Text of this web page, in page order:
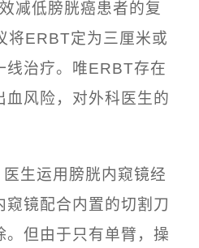
减低膀胱癌患者的复
将ERBT定为三厘米或
线治疗。唯ERBT存在
血风险，对外科医生的
生运用膀胱内窥镜经
窥镜配合内置的切割刀
。但由于只有单臂，操